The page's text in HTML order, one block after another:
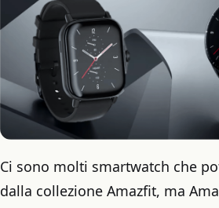
Ci sono molti smartwatch che
dalla collezione Amazfit, ma